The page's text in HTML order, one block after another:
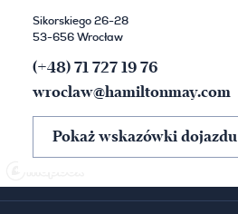
Sikorskiego 26-28
53-656 Wrocław
(+48) 71 727 19 76
wroclaw@hamiltonmay.com
Pokaż wskazówki dojazdu